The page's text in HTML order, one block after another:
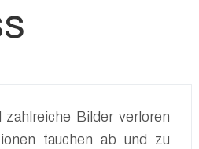
Bilder verloren
tauchen ab und zu